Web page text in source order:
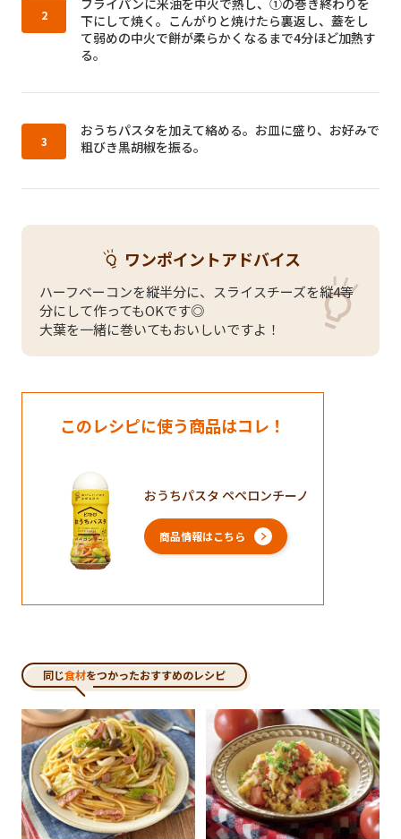
下にして焼く。こんがりと焼けたら裏返し、蓋をし
て弱めの中火で餅が柔らかくなるまで4分ほど加熱す
る。
作り方3：
おうちパスタを加えて絡める。お皿に盛り、お好みで
粗びき黒胡椒を振る。
ワンポイントアドバイス
ハーフベーコンを縦半分に、スライスチーズを縦4等
分にして作ってもOKです◎
大葉を一緒に巻いてもおいしいですよ！
このレシピに使う商品はコレ！
おうちパスタ ペペロンチーノ
商品情報はこちら
同じ食材をつかったおすすめのレシピ